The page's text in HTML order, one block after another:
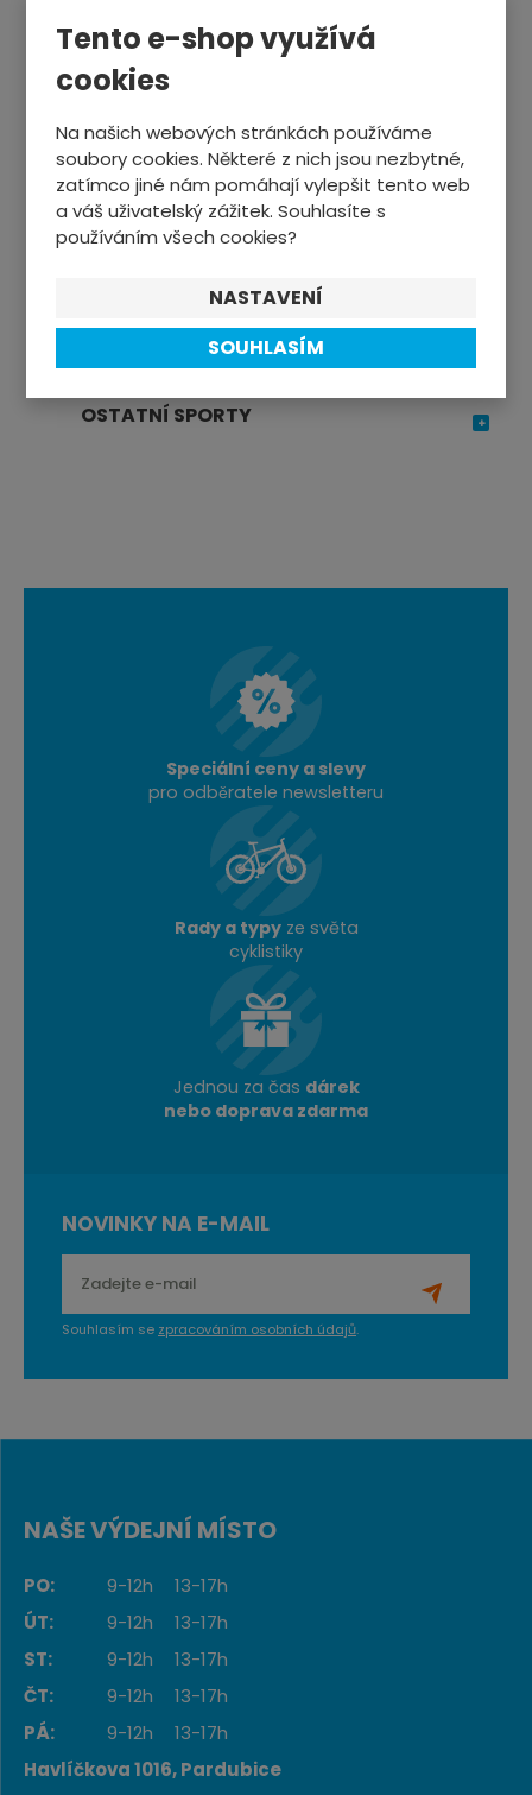
Tento e-shop využívá
cookies
Na našich webových stránkách používáme
soubory cookies. Některé z nich jsou nezbytné,
zatímco jiné nám pomáhají vylepšit tento web
a váš uživatelský zážitek. Souhlasíte s
používáním všech cookies?
NASTAVENÍ
SOUHLASÍM
VÁNOČNÍ INSPIRACE
CYKLISTIKA
ZIMNÍ SPORTY
SPORTTESTERY
SPORTOVNÍ VÝŽIVA
TRENAŽÉRY, FITNESS
OSTATNÍ SPORTY
Speciální ceny a slevy
pro odběratele newsletteru
Rady a typyze světa
cyklistiky
Jednou za čas dárek
nebo doprava zdarma
NOVINKY NA E-MAIL
Souhlasím se zpracováním osobních údajů.
NAŠE VÝDEJNÍ MÍSTO
PO: 9-12h
13-17h
ÚT:
9-12h
13-17h
ST:
9-12h
13-17h
ČT:
9-12h
13-17h
PÁ:
9-12h
13-17h
Havlíčkova 1016, Pardubice